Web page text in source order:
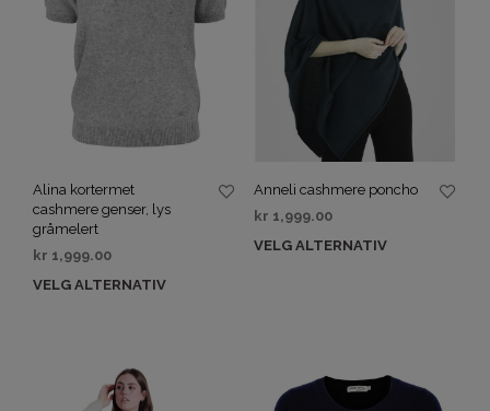
Alina kortermet
cashmere genser, lys
gråmelert
kr 1,999.00
VELG ALTERNATIV
Anneli cashmere poncho
kr 1,999.00
VELG ALTERNATIV